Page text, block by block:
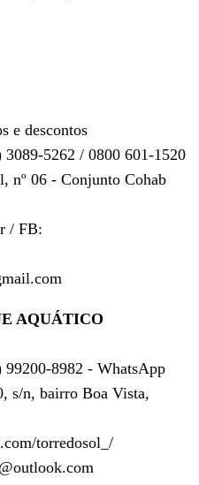
e descontos
5262 / 0800 601-1520
nº 06 - Conjunto Cohab
/ FB:
AQUÁTICO
8982 - WhatsApp
s/n, bairro Boa Vista,
torredosol_/